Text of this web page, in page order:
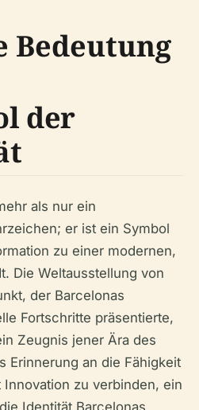
der
als nur ein
er ist ein Symbol
zu einer modernen,
Die Weltausstellung von
der Barcelonas
Fortschritte präsentierte,
Zeugnis jener Ära des
Erinnerung an die Fähigkeit
Innovation zu verbinden, ein
Identität Barcelonas